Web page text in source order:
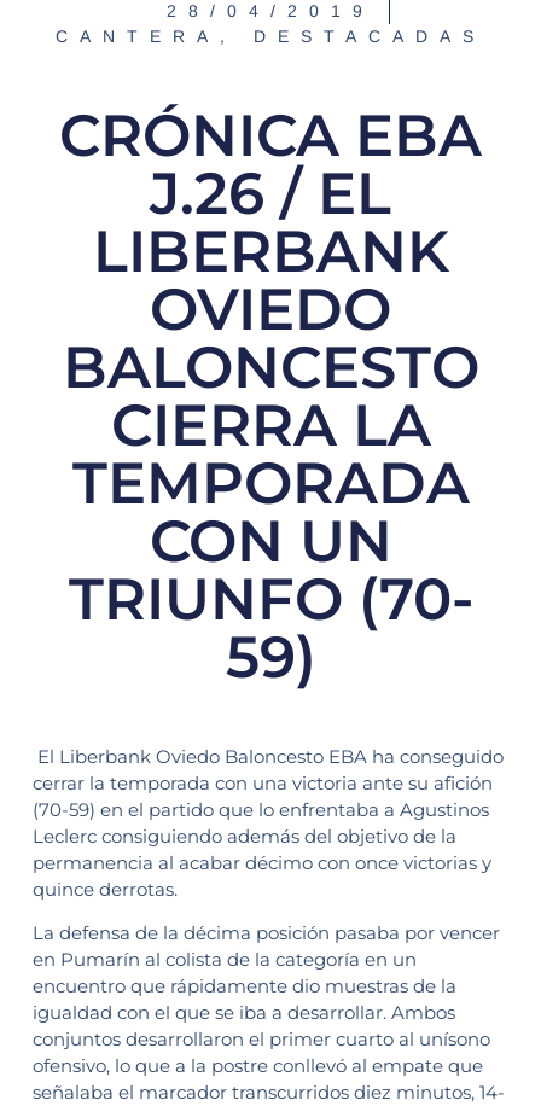
28/04/2019
CANTERA , DESTACADAS
CRÓNICA EBA
J.26 / EL
LIBERBANK
OVIEDO
BALONCESTO
CIERRA LA
TEMPORADA
CON UN
TRIUNFO (70-
59)
El Liberbank Oviedo Baloncesto EBA ha conseguido
cerrar la temporada con una victoria ante su afición
(70-59) en el partido que lo enfrentaba a Agustinos
Leclerc consiguiendo además del objetivo de la
permanencia al acabar décimo con once victorias y
quince derrotas.
La defensa de la décima posición pasaba por vencer
en Pumarín al colista de la categoría en un
encuentro que rápidamente dio muestras de la
igualdad con el que se iba a desarrollar. Ambos
conjuntos desarrollaron el primer cuarto al unísono
ofensivo, lo que a la postre conllevó al empate que
señalaba el marcador transcurridos diez minutos, 14-